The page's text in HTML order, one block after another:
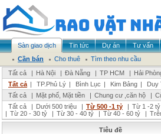
Sàn giao dịch Tin tức Dự án Tư vấn
Cần bán
Cho thuê
Tìm theo nhu cầu
Tất cả
| Hà Nội | Đà Nẵng | TP HCM | Hải
Tất cả | TP.Phủ Lý | Bình Lục | Kim Bảng | Duy
Tất cả
| Mặt phố, Mặt tiền | Chung cư ,căn hộ |
Tất cả
| Dưới 500 triệu | Từ 500 -1 tỷ | Từ 1 -2 tỷ
| Từ 20 - 30 tỷ | Từ 30 - 40 tỷ | Từ 40 - 60 tỷ |
Tiêu đề